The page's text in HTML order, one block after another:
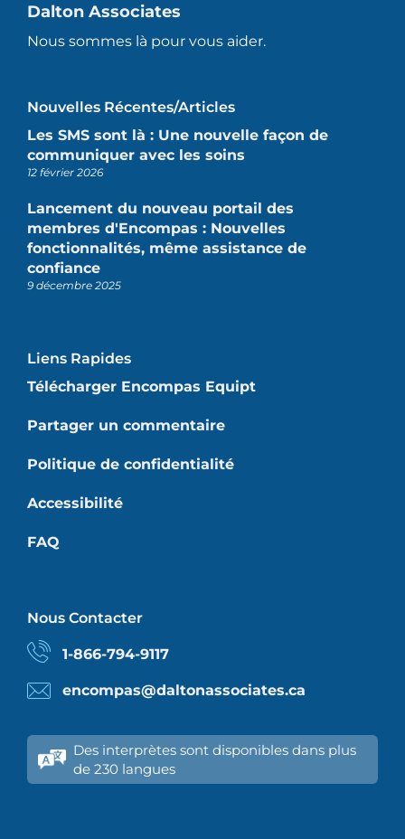
Dalton Associates
Nous sommes là pour vous aider.
Nouvelles Récentes/articles
Les SMS sont là : Une nouvelle façon de
communiquer avec les soins
12 février 2026
Lancement du nouveau portail des
membres d'Encompas : Nouvelles
fonctionnalités, même assistance de
confiance
9 décembre 2025
Liens Rapides
Télécharger Encompas Equipt
Partager un commentaire
Politique de confidentialité
Accessibilité
FAQ
Nous Contacter
1-866-794-9117
encompas@daltonassociates.ca
Des interprètes sont disponibles dans plus
de 230 langues